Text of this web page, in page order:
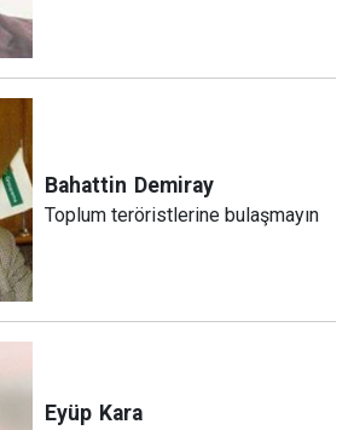
Bahattin Demiray
Toplum teröristlerine bulaşmayın
Eyüp Kara